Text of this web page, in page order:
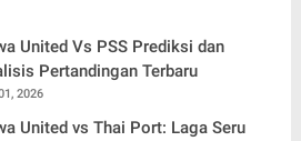
United Vs PSS Prediksi dan
Pertandingan Terbaru
2026
United vs Thai Port: Laga Seru